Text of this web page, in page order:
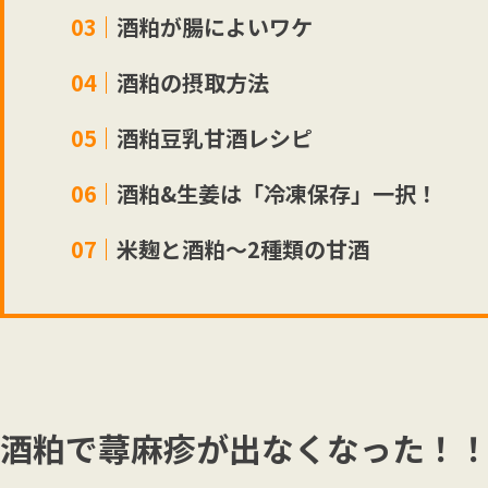
酒粕が腸によいワケ
酒粕の摂取方法
酒粕豆乳甘酒レシピ
酒粕&生姜は「冷凍保存」一択！
米麹と酒粕〜2種類の甘酒
酒粕で蕁麻疹が出なくなった！